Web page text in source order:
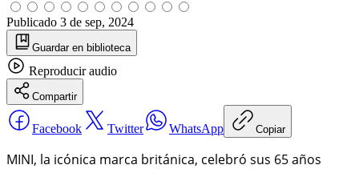
Publicado 3 de sep, 2024
Guardar en biblioteca
Reproduciraudio
Compartir
Facebook Twitter WhatsApp Copiar
MINI, la icónica marca británica, celebró sus 65 años